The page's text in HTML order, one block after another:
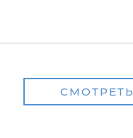
СМОТРЕТЬ